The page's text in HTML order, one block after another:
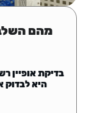
מהם
בדיקת אופיין
היא לבדוק